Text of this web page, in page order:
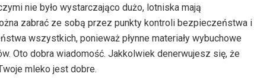
nie było wystarczająco dużo, lotniska mają
zabrać ze sobą przez punkty kontroli bezpieczeństwa i
wszystkich, ponieważ płynne materiały wybuchowe
Oto dobra wiadomość. Jakkolwiek denerwujesz się, że
mleko jest dobre.